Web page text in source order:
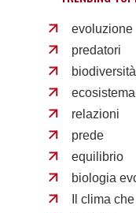
evoluzione
predatori
biodiversità
ecosistema
relazioni
prede
equilibrio
biologia
Il clima